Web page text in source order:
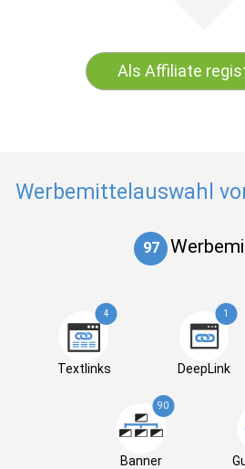
Als Affiliate
Werbemittelauswahl
97
4
Textlinks
1
DeepLink
90
Banner